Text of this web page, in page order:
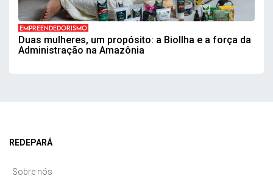
EMPREENDEDORISMO
Duas mulheres, um propósito: a BioIlha e a força da
Administração na Amazônia
REDEPARÁ
Sobre nós